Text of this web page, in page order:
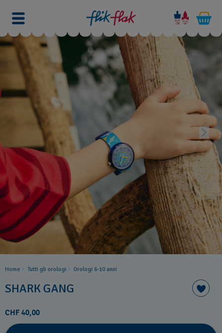
Home Tutti gli orologi Orologi 6-10 anni
SHARK GANG
CHF 40,00